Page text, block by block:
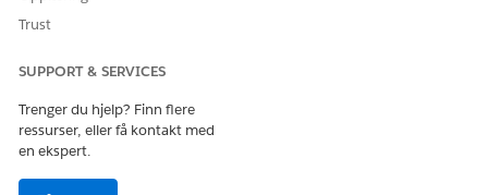
Trust
SUPPORT & SERVICES
Trenger du hjelp? Finn flere
ressurser, eller få kontakt med
en ekspert.